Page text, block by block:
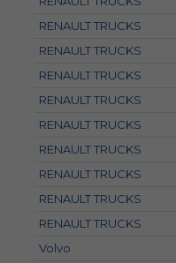
RENAULT TRUCKS
RENAULT TRUCKS
RENAULT TRUCKS
RENAULT TRUCKS
RENAULT TRUCKS
RENAULT TRUCKS
RENAULT TRUCKS
RENAULT TRUCKS
RENAULT TRUCKS
Volvo